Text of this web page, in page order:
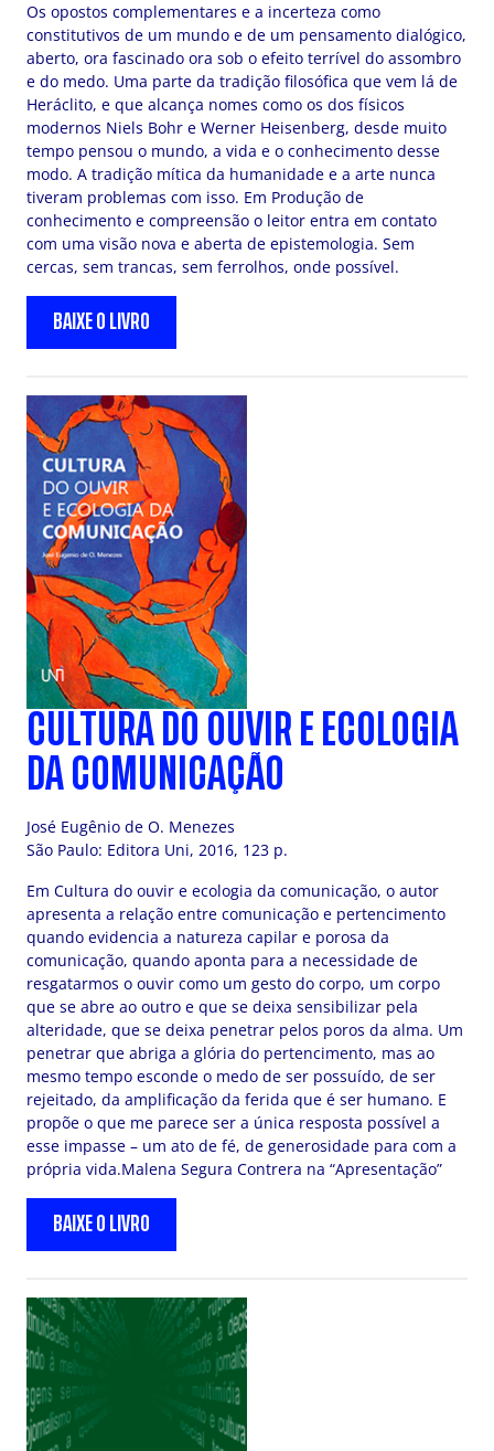
Os opostos complementares e a incerteza como
constitutivos de um mundo e de um pensamento dialógico,
aberto, ora fascinado ora sob o efeito terrível do assombro
e do medo. Uma parte da tradição filosófica que vem lá de
Heráclito, e que alcança nomes como os dos físicos
modernos Niels Bohr e Werner Heisenberg, desde muito
tempo pensou o mundo, a vida e o conhecimento desse
modo. A tradição mítica da humanidade e a arte nunca
tiveram problemas com isso. Em Produção de
conhecimento e compreensão o leitor entra em contato
com uma visão nova e aberta de epistemologia. Sem
cercas, sem trancas, sem ferrolhos, onde possível.
BAIXE O LIVRO
CULTURA DO OUVIR E ECOLOGIA
DA COMUNICAÇÃO
José Eugênio de O. Menezes
São Paulo: Editora Uni, 2016, 123 p.
Em Cultura do ouvir e ecologia da comunicação, o autor
apresenta a relação entre comunicação e pertencimento
quando evidencia a natureza capilar e porosa da
comunicação, quando aponta para a necessidade de
resgatarmos o ouvir como um gesto do corpo, um corpo
que se abre ao outro e que se deixa sensibilizar pela
alteridade, que se deixa penetrar pelos poros da alma. Um
penetrar que abriga a glória do pertencimento, mas ao
mesmo tempo esconde o medo de ser possuído, de ser
rejeitado, da amplificação da ferida que é ser humano. E
propõe o que me parece ser a única resposta possível a
esse impasse – um ato de fé, de generosidade para com a
própria vida.Malena Segura Contrera na “Apresentação”
BAIXE O LIVRO